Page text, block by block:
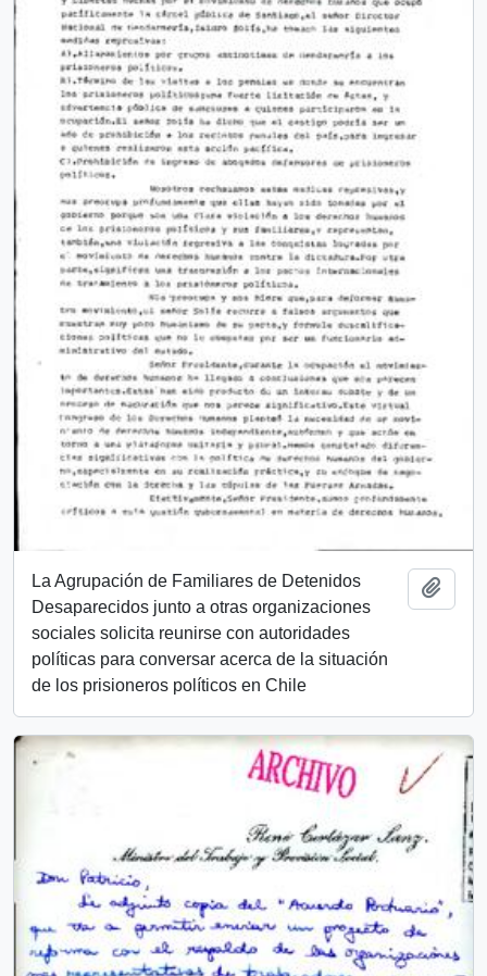
La Agrupación de Familiares de Detenidos
Desaparecidos junto a otras organizaciones
sociales solicita reunirse con autoridades
políticas para conversar acerca de la situación
de los prisioneros políticos en Chile